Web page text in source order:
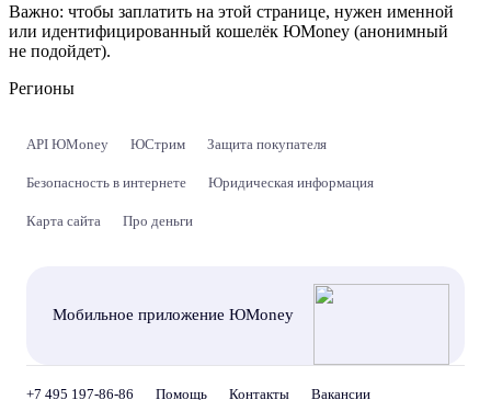
Важно: чтобы заплатить на этой странице, нужен именной
или идентифицированный кошелёк ЮMoney (анонимный
не подойдет).
Регионы
API ЮMoney ЮСтрим Защита покупателя
Безопасность в интернете Юридическая информация
Карта сайта Про деньги
Мобильное приложение ЮMoney
+7 495 197-86-86 Помощь Контакты Вакансии